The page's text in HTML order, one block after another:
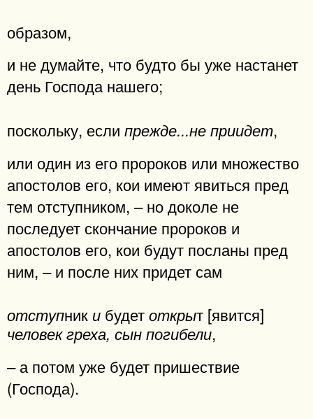
образом,
и не думайте, что будто бы уже настанет
день Господа нашего;
поскольку, если прежде...не приидет,
или один из его пророков или множество
апостолов его, кои имеют явиться пред
тем отступником, – но доколе не
последует скончание пророков и
апостолов его, кои будут посланы пред
ним, – и после них придет сам
отступник и будетоткрыт [явится]
человек греха, сын погибели,
– а потом уже будет пришествие
(Господа).